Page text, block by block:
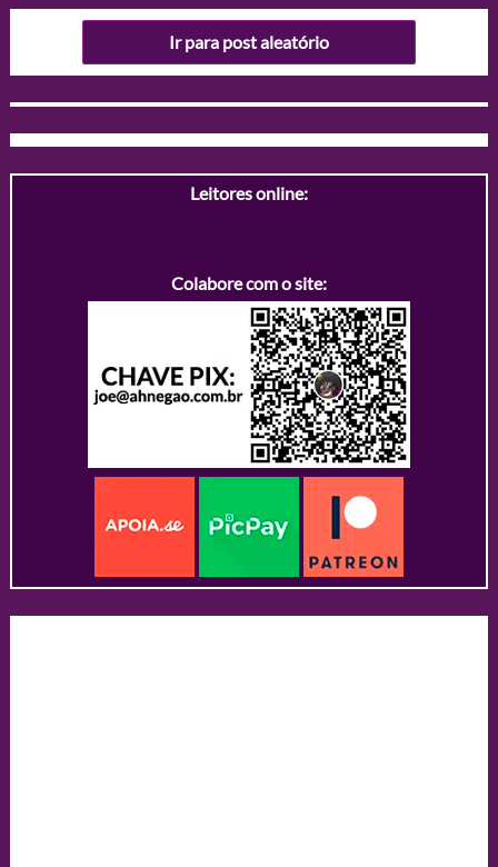
Ir para post aleatório
Leitores online:
Colabore com o site: